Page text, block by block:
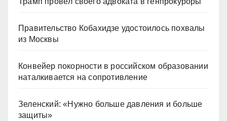
Правительство Кобахидзе удостоилось похвалы
из Москвы
Конвейер покорности в российском образовании
наталкивается на сопротивление
Зеленский: «Нужно больше давления и больше
защиты»